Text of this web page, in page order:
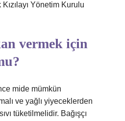
Yönetim Kurulu
vermek için
mide mümkün
ve yağlı yiyeceklerden
tüketilmelidir. Bağışçı